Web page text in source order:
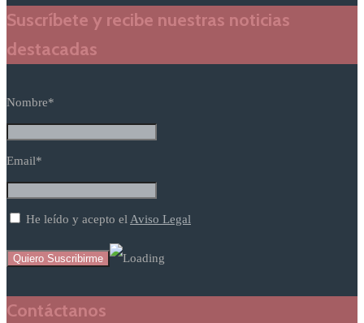
Suscríbete y recibe nuestras noticias
destacadas
Nombre*
Email*
He leído y acepto elAviso Legal
Contáctanos